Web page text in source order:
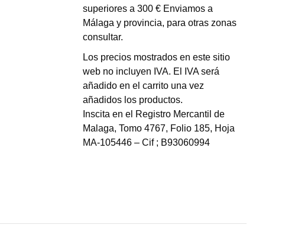
superiores a 300 € Enviamos a
Málaga y provincia, para otras zonas
consultar.
Los precios mostrados en este sitio
web no incluyen IVA. El IVA será
añadido en el carrito una vez
añadidos los productos.
Inscita en el Registro Mercantil de
Malaga, Tomo 4767, Folio 185, Hoja
MA-105446 – Cif ; B93060994